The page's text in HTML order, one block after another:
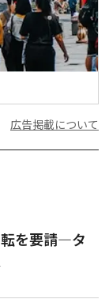
広告掲載について
を要請—タ